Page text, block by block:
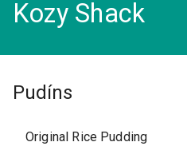
Kozy Shack
Pudíns
Original Rice Pudding